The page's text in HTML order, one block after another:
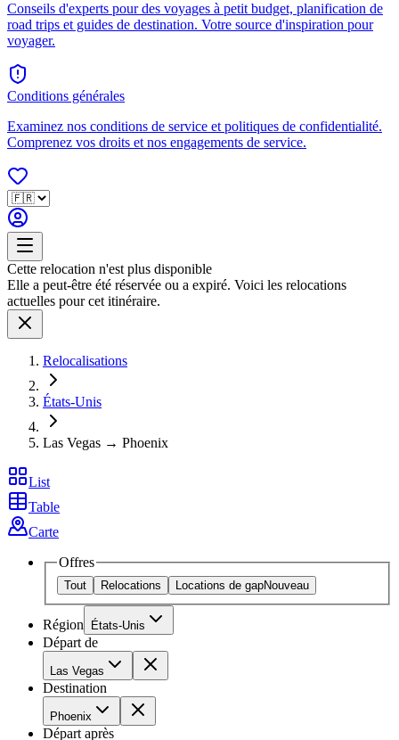
Conseils d'experts pour des voyages à petit budget, planification de
road trips et guides de destination. Votre source d'inspiration pour
voyager.
Conditions générales
Examinez nos conditions de service et politiques de confidentialité.
Comprenez vos droits et nos engagements de service.
Cette relocation n'est plus disponible
Elle a peut-être été réservée ou a expiré. Voici les relocations
actuelles pour cet itinéraire.
Relocalisations
États-Unis
Las Vegas → Phoenix
List
Table
Carte
Offres
Tout Relocations Locations de gapNouveau
Région États-Unis
Départ de
Las Vegas
Destination
Phoenix
Départ après